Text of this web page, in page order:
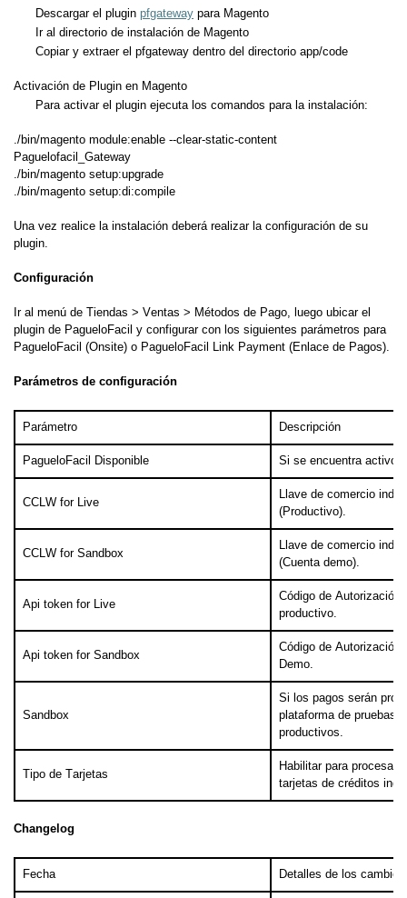
Descargar el plugin pfgateway para Magento
Ir al directorio de instalación de Magento
Copiar y extraer el pfgateway dentro del directorio app/code
Activación de Plugin en Magento
Para activar el plugin ejecuta los comandos para la instalación:
./bin/magento module:enable --clear-static-content
Paguelofacil_Gateway
./bin/magento setup:upgrade
./bin/magento setup:di:compile
Una vez realice la instalación deberá realizar la configuración de su
plugin.
Configuración
Ir al menú de Tiendas > Ventas > Métodos de Pago, luego ubicar el
plugin de PagueloFacil y configurar con los siguientes parámetros para
PagueloFacil (Onsite) o PagueloFacil Link Payment (Enlace de Pagos).
Parámetros de configuración
Parámetro Descripción
PagueloFacil Disponible Si se encuentra activo
CCLW for Live
Llave de comercio
(Productivo).
CCLW for Sandbox
Llave de comercio
(Cuenta demo).
Api token for Live
Código de Autorización
productivo.
Api token for Sandbox
Código de Autorización
Demo.
Sandbox
Si los pagos serán
plataforma de pruebas
productivos.
Tipo de Tarjetas
Habilitar para procesar
tarjetas de créditos
Changelog
Fecha Detalles de los cambios